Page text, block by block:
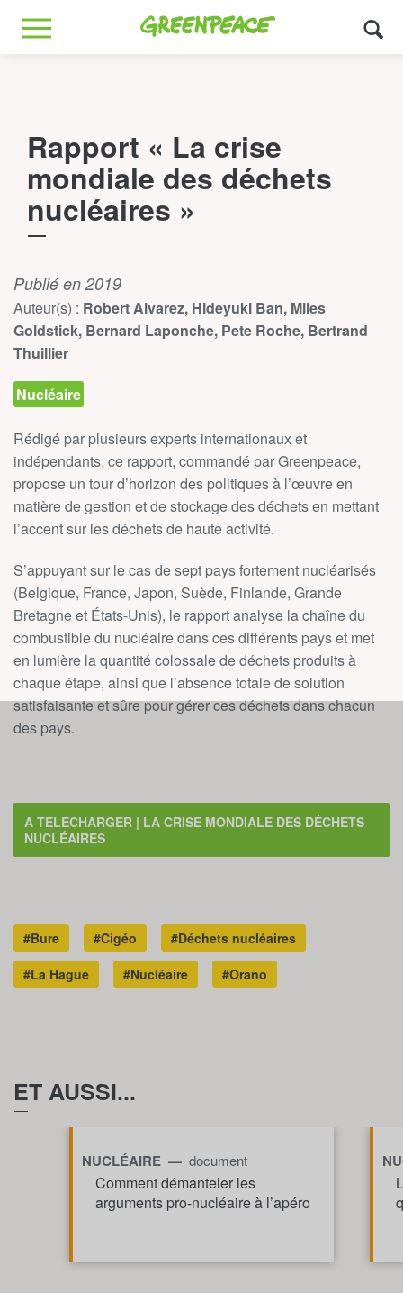
Greenpeace
MENU
Rapport « La crise
mondiale des déchets
nucléaires »
Publié en 2019
Auteur(s) : Robert Alvarez, Hideyuki Ban, Miles
Goldstick, Bernard Laponche, Pete Roche, Bertrand
Thuillier
Nucléaire
Rédigé par plusieurs experts internationaux et
indépendants, ce rapport, commandé par Greenpeace,
propose un tour d’horizon des politiques à l’œuvre en
matière de gestion et de stockage des déchets en mettant
l’accent sur les déchets de haute activité.
S’appuyant sur le cas de sept pays fortement nucléarisés
(Belgique, France, Japon, Suède, Finlande, Grande
Bretagne et États-Unis), le rapport analyse la chaîne du
combustible du nucléaire dans ces différents pays et met
en lumière la quantité colossale de déchets produits à
chaque étape, ainsi que l’absence totale de solution
satisfaisante et sûre pour gérer ces déchets dans chacun
des pays.
A TELECHARGER | LA CRISE MONDIALE DES DÉCHETS
NUCLÉAIRES
#Bure #Cigéo
#Déchets nucléaires
#La Hague
#Nucléaire #Orano
ET AUSSI...
NUCLÉAIRE —document
Comment démanteler les
arguments pro-nucléaire à l’apéro